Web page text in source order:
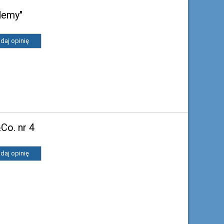
opinię
nr 4
opinię